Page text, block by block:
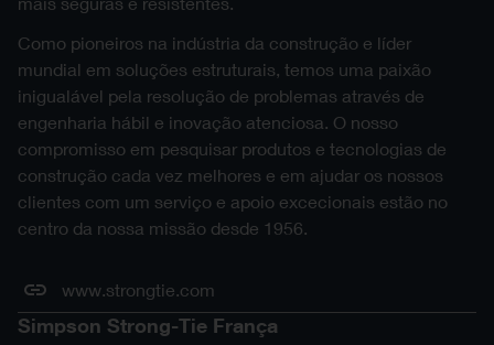
SKP ZIP
STL ZIP
Como pioneiros na indústria da construção e líder
mundial em soluções estruturais, temos uma paixão
inigualável pela resolução de problemas através de
engenharia hábil e inovação atenciosa. O nosso
compromisso em pesquisar produtos e tecnologias de
construção cada vez melhores e em ajudar os nossos
clientes com um serviço e apoio excecionais estão no
centro da nossa missão desde 1956.
www.strongtie.com
Simpson Strong-Tie França